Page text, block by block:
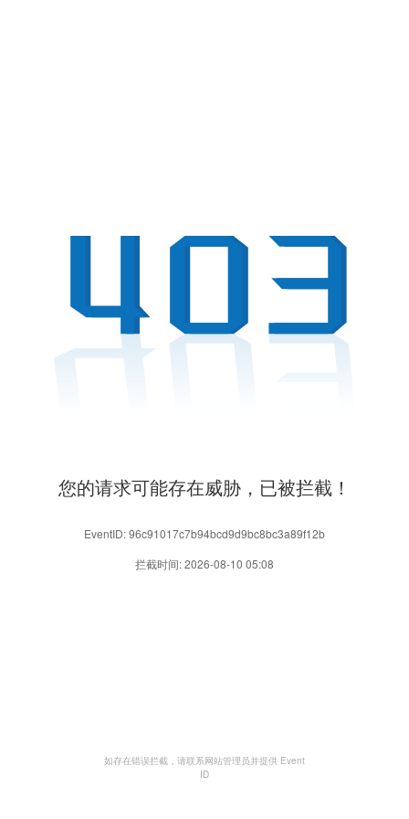
您的请求可能存在威胁，已被拦截！
EventID: 96c91017c7b94bcd9d9bc8bc3a89f12b
拦截时间: 2026-08-10 05:08
如存在错误拦截，请联系网站管理员并提供 Event
ID